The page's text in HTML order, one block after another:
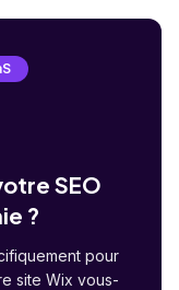
SEO
?
pour
site Wix vous-